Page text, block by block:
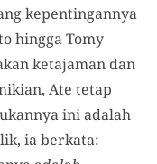
kepentingannya
hingga Tomy
ketajaman dan
Ate tetap
ini adalah
ia berkata: